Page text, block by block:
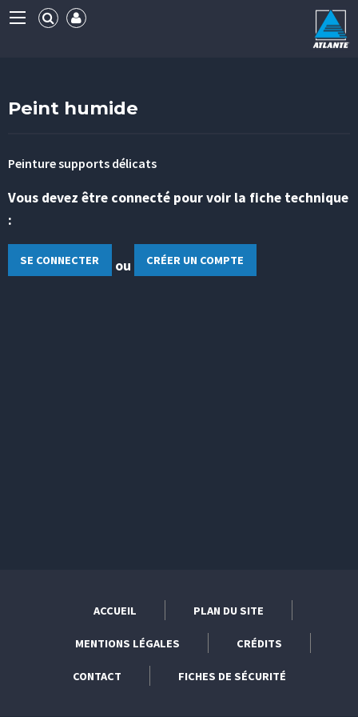
Peint humide
Peinture supports délicats
Vous devez être connecté pour voir la fiche technique
:
SE CONNECTER ou CRÉER UN COMPTE
ACCUEIL PLAN DU SITE
MENTIONS LÉGALES CRÉDITS
CONTACT FICHES DE SÉCURITÉ